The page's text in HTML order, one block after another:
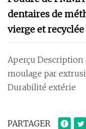
dentaires de
vierge et
Aperçu Description
moulage par extrusion2. Excellente
Durabilité extérie
PARTAGER